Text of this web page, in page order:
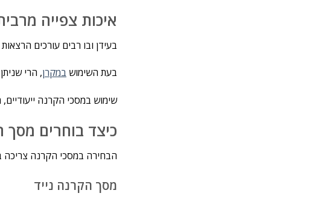
איכות צפייה
בעידן ובו רבים עורכים
בעת השימוש במקרן, הרי
שימוש במסכי הקרנה ייעודיים,
כיצד בוחרים
הבחירה במסכי הקרנה צריכה
מסך הקרנה נייד